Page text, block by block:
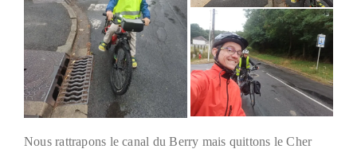
Nous rattrapons le canal du Berry mais quittons le Cher